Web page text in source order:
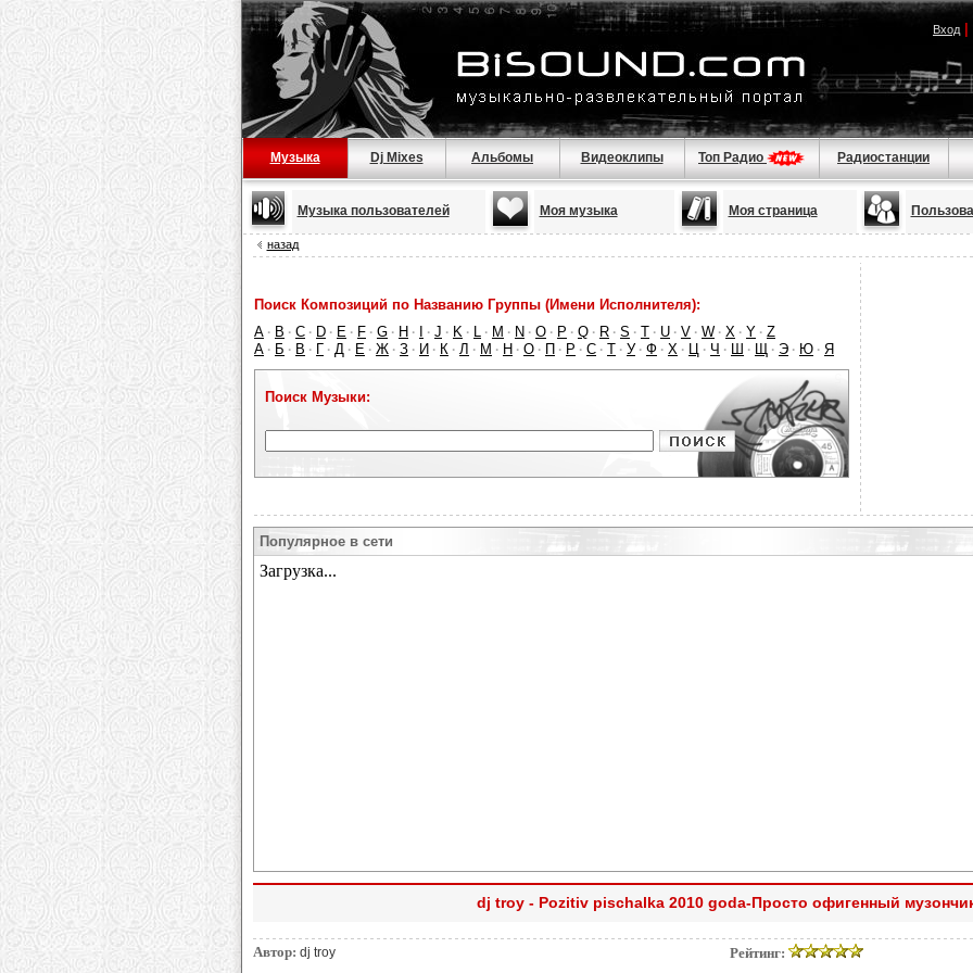
Вход|
Музыка Dj Mixes Альбомы Видеоклипы Топ Радио Радиостанции
Музыка пользователей Моя музыка Моя страница
назад
Поиск Композиций по Названию Группы (Имени Исполнителя):
A · B · C · D · E · F · G · H · · J · K · L · M · N · O · P · Q · R · S · T · U · V · W · X · Y · Z
А · Б · В · Г · Д · Е · Ж · З · И · К · Л · М · Н · О · П · Р · С · Т · У · Ф · Х · Ц · Ч · Ш · Щ · Э · Ю · Я
Поиск Музыки:
Популярное в сети
dj troy - Pozitiv pischalka 2010 goda-Просто офигенный
Автор: dj troy
Рейтинг: